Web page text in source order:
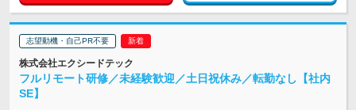
志望動機・自己PR不要
株式会社エクシードテック
フルリモート研修／未経験歓迎／土日祝休み／転勤なし【社内
SE】